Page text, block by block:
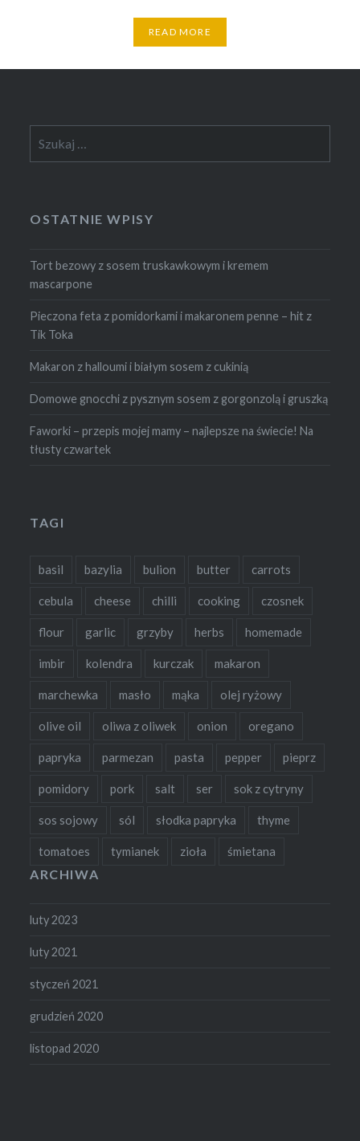
READ MORE
OSTATNIE WPISY
Tort bezowy z sosem truskawkowym i kremem
mascarpone
Pieczona feta z pomidorkami i makaronem penne – hit z
Tik Toka
Makaron z halloumi i białym sosem z cukinią
Domowe gnocchi z pysznym sosem z gorgonzolą i gruszką
Faworki – przepis mojej mamy – najlepsze na świecie! Na
tłusty czwartek
TAGI
basil bazylia bulion butter carrots
cebula cheese chilli cooking czosnek
flour garlic grzyby herbs homemade
imbir kolendra kurczak makaron
marchewka masło mąka olej ryżowy
olive oil oliwa z oliwek onion oregano
papryka parmezan pasta pepper pieprz
pomidory pork salt ser sok z cytryny
sos sojowy sól słodka papryka thyme
tomatoes tymianek zioła śmietana
ARCHIWA
luty 2023
luty 2021
styczeń 2021
grudzień 2020
listopad 2020